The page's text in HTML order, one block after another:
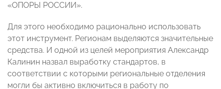
«ОПОРЫ РОССИИ».
Для этого необходимо рационально использовать
этот инструмент. Регионам выделяются значительные
средства. И одной из целей мероприятия Александр
Калинин назвал выработку стандартов, в
соответствии с которыми региональные отделения
могли бы активно включиться в работу по